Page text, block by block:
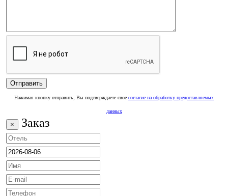
Нажимая кнопку отправить, Вы подтверждаете свое согласие на обработку предоставляемых
данных
× Заказ